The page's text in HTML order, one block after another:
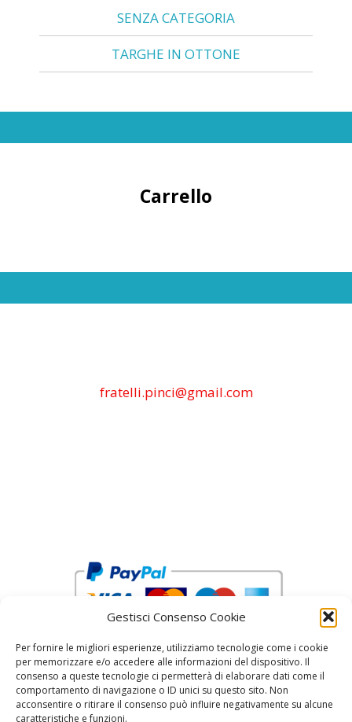
Gestisci Consenso Cookie
Per fornire le migliori esperienze, utilizziamo tecnologie come i cookie
per memorizzare e/o accedere alle informazioni del dispositivo. Il
consenso a queste tecnologie ci permetterà di elaborare dati come il
comportamento di navigazione o ID unici su questo sito. Non
acconsentire o ritirare il consenso può influire negativamente su alcune
caratteristiche e funzioni.
SENZA CATEGORIA
TARGHE IN OTTONE
Carrello
fratelli.pinci@gmail.com
reCAPTCHA Google’s Privacy Policy and